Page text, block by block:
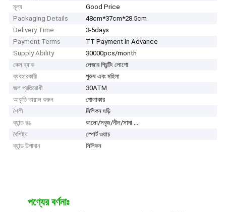
মূল্য
Good Price
Packaging Details
48cm*37cm*28.5cm
Delivery Time
3-5days
Payment Terms
TT Payment In Advance
Supply Ability
30000pcs/month
কেস ব্যাক
লেজার প্রিন্টিং লোগো
ব্যবহারকারী
পুরুষ এবং মহিলা
জল প্রতিরোধী
30ATM
আকৃতি ডায়াল করুন
গোলাকার
শৈলী
সিলিকন ঘড়ি
ব্যান্ড রঙ
কালো/সবুজ/নীল/সাদা ...
বৈশিষ্ট্য
স্পোর্ট ওয়াচ
ব্যান্ড উপাদান
সিলিকন
পণ্যের বর্ণনাঃ